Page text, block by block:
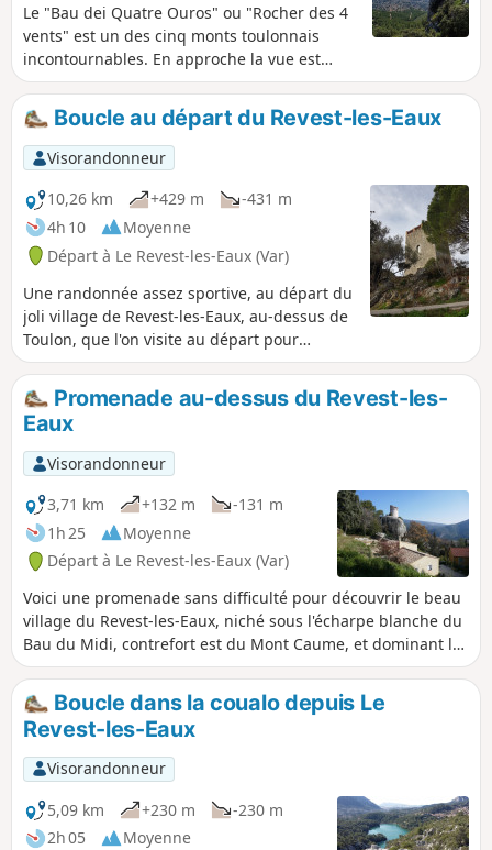
Le "Bau dei Quatre Ouros" ou "Rocher des 4
vents" est un des cinq monts toulonnais
incontournables. En approche la vue est
panoramique sur la rade du Cap Sicié à la
Presqu'Île de Giens et sur l'arrière pays
toulonnais. De l'autre côté La Ciotat, la
Sainte-Baume et le Pic de Bertagne. Cette
randonnée difficile et longue demande une
bonne condition physique. La récompense,
une vue d'aigle sur toute la région. Le plus:
partir et revenir d'un village typiquement
provençal: le Revest-les-Eaux.
Boucle au départ du Revest-les-Eaux
Visorandonneur
10,26 km
+429 m
-431 m
4h 10
Moyenne
Départ à Le Revest-les-Eaux (Var)
Une randonnée assez sportive, au départ du
joli village de Revest-les-Eaux, au-dessus de
Toulon, que l'on visite au départ pour
découvrir ses jolies petites rues et sa tour
majestueuse du XIIIe siècle. La randonnée a
été modifiée ce jour (20/03/2024) pour éviter
de mauvaises surprises telles que chemins
clos ou privatisés.
Promenade au-dessus du Revest-les-
Eaux
Visorandonneur
3,71 km
+132 m
-131 m
1h 25
Moyenne
Départ à Le Revest-les-Eaux (Var)
Voici une promenade sans difficulté pour découvrir le beau
village du Revest-les-Eaux, niché sous l'écharpe blanche du
Bau du Midi, contrefort est du Mont Caume, et dominant les
étendues bleues de son lac de barrage.
Boucle dans la coualo depuis Le
Revest-les-Eaux
Visorandonneur
5,09 km
+230 m
-230 m
2h 05
Moyenne